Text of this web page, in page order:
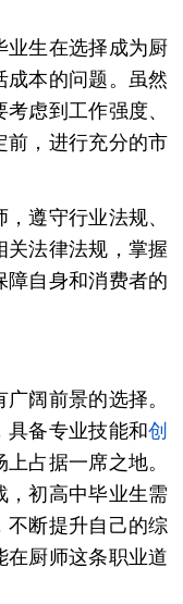
业生在选择成为厨
成本的问题。虽然
虑到工作强度、
前，进行充分的市
遵守行业法规、
关法律法规，掌握
障自身和消费者的
阔前景的选择。
具备专业技能和创
占据一席之地。
，初高中毕业生需
不断提升自己的综
在厨师这条职业道